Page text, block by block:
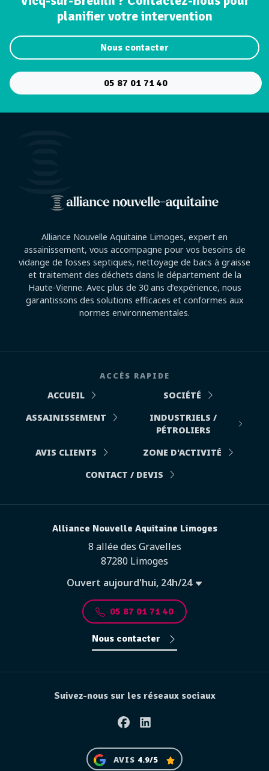
planifier votre intervention
Nous contacter
05 87 01 71 40
Alliance Nouvelle Aquitaine Limoges, expert en
assainissement, vous accompagne pour vos besoins de
vidange de fosses septiques, nettoyage de bacs à graisse
et traitement des déchets dans le département de la
Haute-Vienne. Avec plus de 30 ans d’expérience, nous
garantissons des solutions efficaces et conformes aux
normes environnementales.
ACCÈS RAPIDE
ACCUEIL
SOCIÉTÉ
ASSAINISSEMENT
INDUSTRIELS /
PÉTROLIERS
AVIS CLIENTS
ZONE D'ACTIVITÉ
CONTACT / DEVIS
Alliance Nouvelle Aquitaine Limoges
8 allée des Gravelles
87280 Limoges
Ouvert aujourd'hui, 24h/24
05 87 01 71 40
Nous contacter
Suivez-nous sur les réseaux sociaux
FacebookLinkedin
AVIS 4.9/5